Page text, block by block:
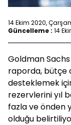
14 Ekim 2020,
Güncelleme : 14
Goldman
raporda, bütçe
desteklemek
rezervlerini yıl
fazla ve önden
olduğu